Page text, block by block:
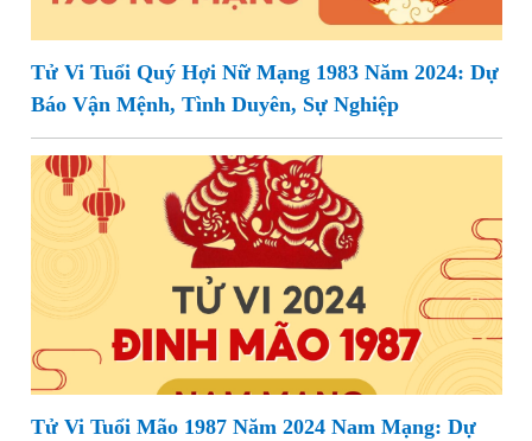
Tử Vi Tuổi Quý Hợi Nữ Mạng 1983 Năm 2024: Dự
Báo Vận Mệnh, Tình Duyên, Sự Nghiệp
Tử Vi Tuổi Mão 1987 Năm 2024 Nam Mạng: Dự